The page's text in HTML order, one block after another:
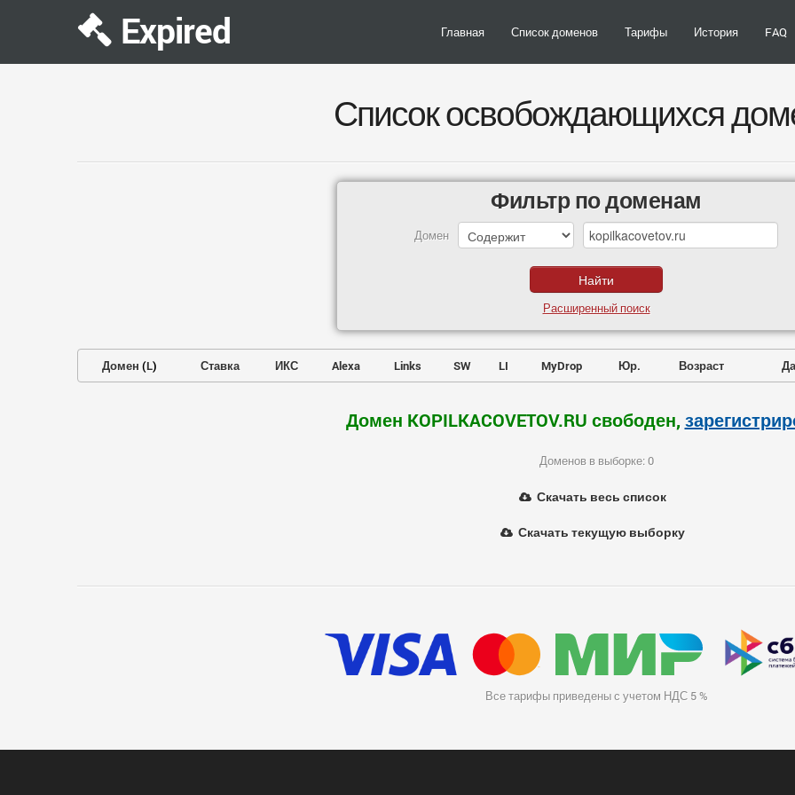
Expired Главная Список доменов Тарифы История FAQ
Список освобождающихся
Фильтр по доменам
Домен
Расширенный поиск
Домен (L) Ставка ИКС Alexa Links SW LI MyDrop Юр. Возраст
Домен KOPILKACOVETOV.RU свободен,
Доменов в выборке: 0
Скачать весь список
Скачать текущую выборку
Все тарифы приведены с учетом НДС 5 %